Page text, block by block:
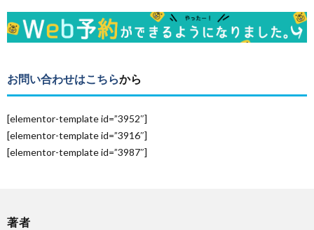
お問い合わせはこちらから
[elementor-template id=”3952″]
[elementor-template id=”3916″]
[elementor-template id=”3987″]
著者